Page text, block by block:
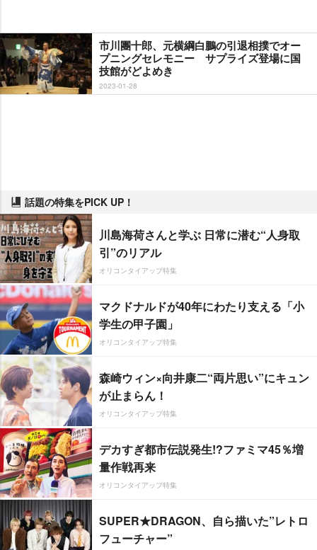
市川團十郎、元横綱白鵬の引退相撲でオー
プニングセレモニー サプライズ登場に国
技館がどよめき
2023-01-28
話題の特集をPICK UP！
川島海荷さんと学ぶ 日常に潜む“人身取
引”のリアル
オリコンタイアップ特集
マクドナルドが40年にわたり支える「小
学生の甲子園」
オリコンタイアップ特集
森崎ウィン×向井康二“両片思い”にキュン
が止まらん！
オリコンタイアップ特集
デカすぎ都市伝説発生!?ファミマ45％増
量作戦再来
オリコンタイアップ特集
SUPER★DRAGON、自ら描いた”レトロ
フューチャー”